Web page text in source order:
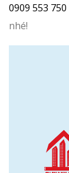
0909 553 750
nhé!